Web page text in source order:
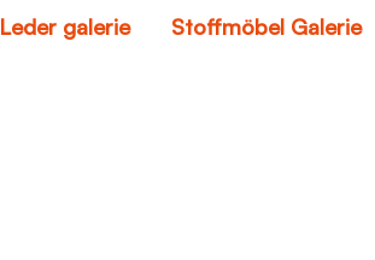
Leder galerie Stoffmöbel Galerie